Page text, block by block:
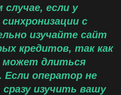
если у
с
изучайте сайт
кредитов, так как
может длиться
Если оператор не
изучить вашу